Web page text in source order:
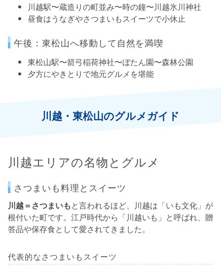
川越駅〜蔵造りの町並み〜時の鐘〜川越氷川神社
昼食はうなぎやさつまいもスイーツで小休止
午後：東松山へ移動して自然を満喫
東松山駅〜箭弓稲荷神社〜ぼたん園〜森林公園
夕方にやきとりで地元グルメを堪能
川越・東松山のグルメガイド
川越エリアの名物とグルメ
さつまいも料理とスイーツ
川越＝さつまいもと言われるほど、川越は「いも文化」が
根付いた町です。江戸時代から「川越いも」と呼ばれ、贈
答品や保存食として愛されてきました。
代表的なさつまいもスイーツ